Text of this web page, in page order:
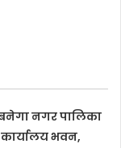
नगर पालिका
भवन,